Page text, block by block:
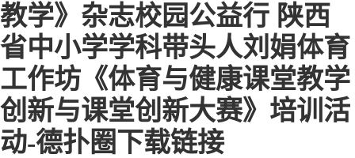
教学》杂志校园公益行 陕西
省中小学学科带头人刘娟体育
工作坊《体育与健康课堂教学
创新与课堂创新大赛》培训活
动-德扑圈下载链接